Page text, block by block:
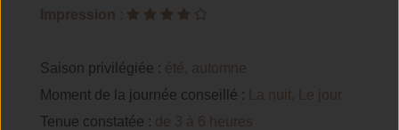
Impression :
Saison privilégiée : été, automne
Moment de la journée conseillé :
La nuit, Le jour
Tenue constatée : de 3 à 6 heures